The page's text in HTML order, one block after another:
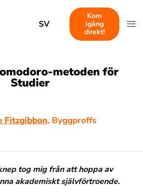
SV
Kom
igång
direkt!
metoden för
Studier
Fitzgibbon, Byggproffs
tog mig från att hoppa av
akademiskt självförtroende.